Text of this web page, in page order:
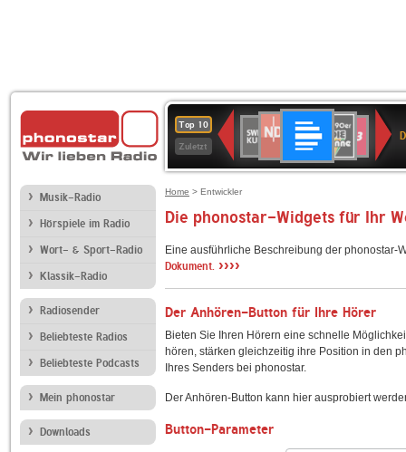
Top 10
Zuletzt
Deutschlandfunk
80er
90er
OLDIE
ANTENNE
SWR3
SWR
Kultur
2
Musik-Radio
Hörspiele im Radio
Wort- & Sport-Radio
Klassik-Radio
Radiosender
Beliebteste Radios
Beliebteste Podcasts
Mein phonostar
Downloads
Home > Entwickler
Die phonostar-Widgets für Ihr
Eine ausführliche Beschreibung der
Dokument. ››››
Der Anhören-Button für Ihre Hörer
Bieten Sie Ihren Hörern eine schnelle
hören, stärken gleichzeitig ihre Position in den
Ihres Senders bei phonostar.
Der Anhören-Button kann hier ausprobiert
Button-Parameter